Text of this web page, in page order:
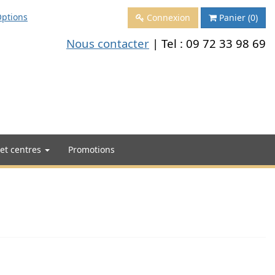
Connexion Panier (0)
Nous contacter | Tel : 09 72 33 98 69
centres Promotions